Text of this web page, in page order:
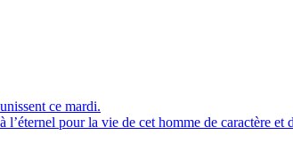
ce mardi.
l’éternel pour la vie de cet homme de caractère